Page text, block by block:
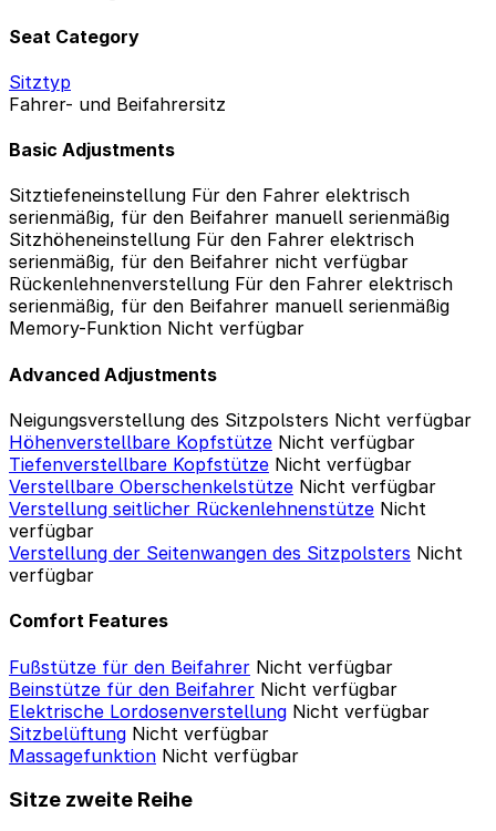
Seat Category
Sitztyp
Fahrer- und Beifahrersitz
Basic Adjustments
Sitztiefeneinstellung Für den Fahrer elektrisch
serienmäßig, für den Beifahrer manuell serienmäßig
Sitzhöheneinstellung Für den Fahrer elektrisch
serienmäßig, für den Beifahrer nicht verfügbar
Rückenlehnenverstellung Für den Fahrer elektrisch
serienmäßig, für den Beifahrer manuell serienmäßig
Memory-Funktion Nicht verfügbar
Advanced Adjustments
Neigungsverstellung des Sitzpolsters Nicht verfügbar
Höhenverstellbare Kopfstütze Nicht verfügbar
Tiefenverstellbare Kopfstütze Nicht verfügbar
Verstellbare Oberschenkelstütze Nicht verfügbar
Verstellung seitlicher Rückenlehnenstütze Nicht
verfügbar
Verstellung der Seitenwangen des Sitzpolsters Nicht
verfügbar
Comfort Features
Fußstütze für den Beifahrer Nicht verfügbar
Beinstütze für den Beifahrer Nicht verfügbar
Elektrische Lordosenverstellung Nicht verfügbar
Sitzbelüftung Nicht verfügbar
Massagefunktion Nicht verfügbar
Sitze zweite Reihe